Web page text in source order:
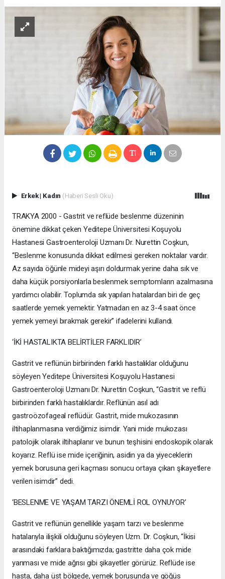
Erkek| Kadın (Haberi Sesli Oku)
TRAKYA 2000 - Gastrit ve reflüde beslenme düzeninin
önemine dikkat çeken Yeditepe Üniversitesi Koşuyolu
Hastanesi Gastroenteroloji Uzmanı Dr. Nurettin Coşkun,
“Beslenme konusunda dikkat edilmesi gereken noktalar vardır.
Az sayıda öğünle mideyi aşırı doldurmak yerine daha sık ve
daha küçük porsiyonlarla beslenmek semptomların azalmasına
yardımcı olabilir. Toplumda sık yapılan hatalardan biri de geç
saatlerde yemek yemektir. Yatmadan en az 3-4 saat önce
yemek yemeyi bırakmak gerekir” ifadelerini kullandı.
‘İKİ HASTALIKTA BELİRTİLER FARKLIDIR’
Gastrit ve reflünün birbirinden farklı hastalıklar olduğunu
söyleyen Yeditepe Üniversitesi Koşuyolu Hastanesi
Gastroenteroloji Uzmanı Dr. Nurettin Coşkun, “Gastrit ve reflü
birbirinden farklı hastalıklardır. Reflünün asıl adı
gastroözofageal reflüdür. Gastrit, mide mukozasının
iltihaplanmasına verdiğimiz isimdir. Yani mide mukozası
patolojik olarak iltihaplanır ve bunun teşhisini endoskopik olarak
koyarız. Reflü ise mide içeriğinin, asidin ya da yiyeceklerin
yemek borusuna geri kaçması sonucu ortaya çıkan şikayetlere
verilen isimdir” dedi.
‘BESLENME VE YAŞAM TARZI ÖNEMLİ ROL OYNUYOR’
Gastrit ve reflünün genellikle yaşam tarzı ve beslenme
hatalarıyla ilişkili olduğunu söyleyen Uzm. Dr. Coşkun, “İkisi
arasındaki farklara baktığımızda; gastritte daha çok mide
yanması ve mide ağrısı gibi şikayetler görürüz. Reflüde ise
hasta, daha üst bölgede, yemek borusunda ve göğüs